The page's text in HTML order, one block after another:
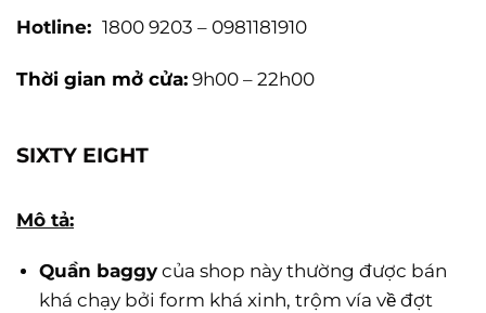
Hotline: 1800 9203 – 0981181910
Thời gian mở cửa:9h00 – 22h00
SIXTY EIGHT
Mô tả:
Quần baggycủa shop này thường được bán
khá chạy bởi form khá xinh, trộm vía về đợt